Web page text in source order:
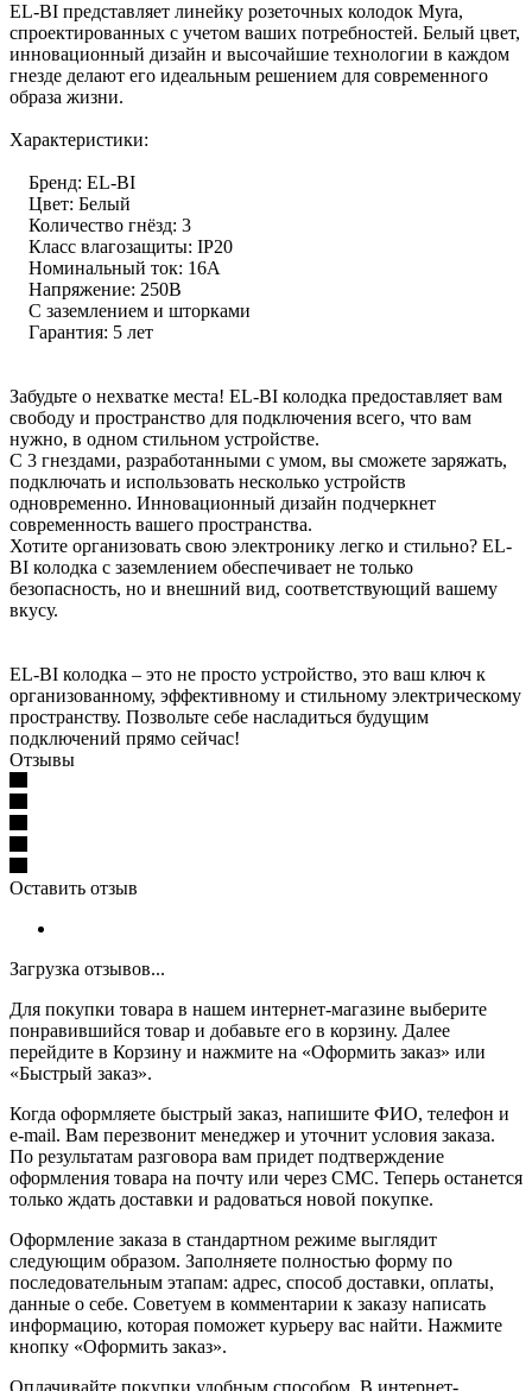
EL-BI представляет линейку розеточных колодок Myra,
спроектированных с учетом ваших потребностей. Белый цвет,
инновационный дизайн и высочайшие технологии в каждом
гнезде делают его идеальным решением для современного
образа жизни.
Характеристики:
Бренд: EL-BI
Цвет: Белый
Количество гнёзд: 3
Класс влагозащиты: IP20
Номинальный ток: 16А
Напряжение: 250В
С заземлением и шторками
Гарантия: 5 лет
Забудьте о нехватке места! EL-BI колодка предоставляет вам
свободу и пространство для подключения всего, что вам
нужно, в одном стильном устройстве.
С 3 гнездами, разработанными с умом, вы сможете заряжать,
подключать и использовать несколько устройств
одновременно. Инновационный дизайн подчеркнет
современность вашего пространства.
Хотите организовать свою электронику легко и стильно? EL-
BI колодка с заземлением обеспечивает не только
безопасность, но и внешний вид, соответствующий вашему
вкусу.
EL-BI колодка – это не просто устройство, это ваш ключ к
организованному, эффективному и стильному электрическому
пространству. Позвольте себе насладиться будущим
подключений прямо сейчас!
Отзывы
Оставить отзыв
Загрузка отзывов...
Для покупки товара в нашем интернет-магазине выберите
понравившийся товар и добавьте его в корзину. Далее
перейдите в Корзину и нажмите на «Оформить заказ» или
«Быстрый заказ».
Когда оформляете быстрый заказ, напишите ФИО, телефон и
e-mail. Вам перезвонит менеджер и уточнит условия заказа.
По результатам разговора вам придет подтверждение
оформления товара на почту или через СМС. Теперь останется
только ждать доставки и радоваться новой покупке.
Оформление заказа в стандартном режиме выглядит
следующим образом. Заполняете полностью форму по
последовательным этапам: адрес, способ доставки, оплаты,
данные о себе. Советуем в комментарии к заказу написать
информацию, которая поможет курьеру вас найти. Нажмите
кнопку «Оформить заказ».